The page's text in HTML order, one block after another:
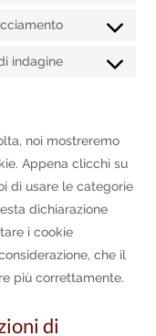
wordpress
burst-
Consent
indagine
Consent
varie
noi mostreremo
Appena clicchi su
di usare le categorie
dichiarazione
i cookie
che il
più correttamente.
di